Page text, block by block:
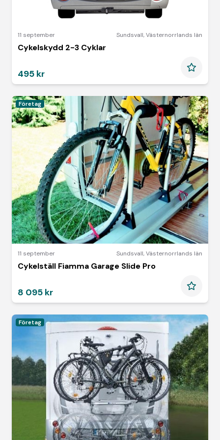
11 september Sundsvall,Västernorrlands län
Cykelskydd 2-3 Cyklar
495 kr
Företag
11 september Sundsvall,Västernorrlands län
Cykelställ Fiamma Garage Slide Pro
8 095 kr
Företag